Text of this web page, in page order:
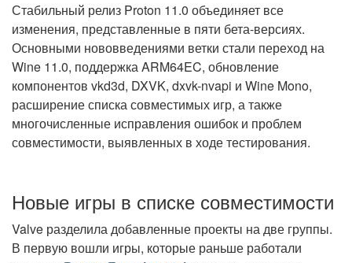
Стабильный релиз Proton 11.0 объединяет все
изменения, представленные в пяти бета-версиях.
Основными нововведениями ветки стали переход на
Wine 11.0, поддержка ARM64EC, обновление
компонентов vkd3d, DXVK, dxvk-nvapi и Wine Mono,
расширение списка совместимых игр, а также
многочисленные исправления ошибок и проблем
совместимости, выявленных в ходе тестирования.
Новые игры в списке совместимости
Valve разделила добавленные проекты на две группы.
В первую вошли игры, которые раньше работали